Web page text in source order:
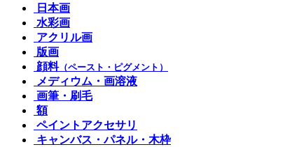
日本画
水彩画
アクリル画
版画
顔料（ペースト・ピグメント）
メディウム・画溶液
画筆・刷毛
額
ペイントアクセサリ
キャンバス・パネル・木枠